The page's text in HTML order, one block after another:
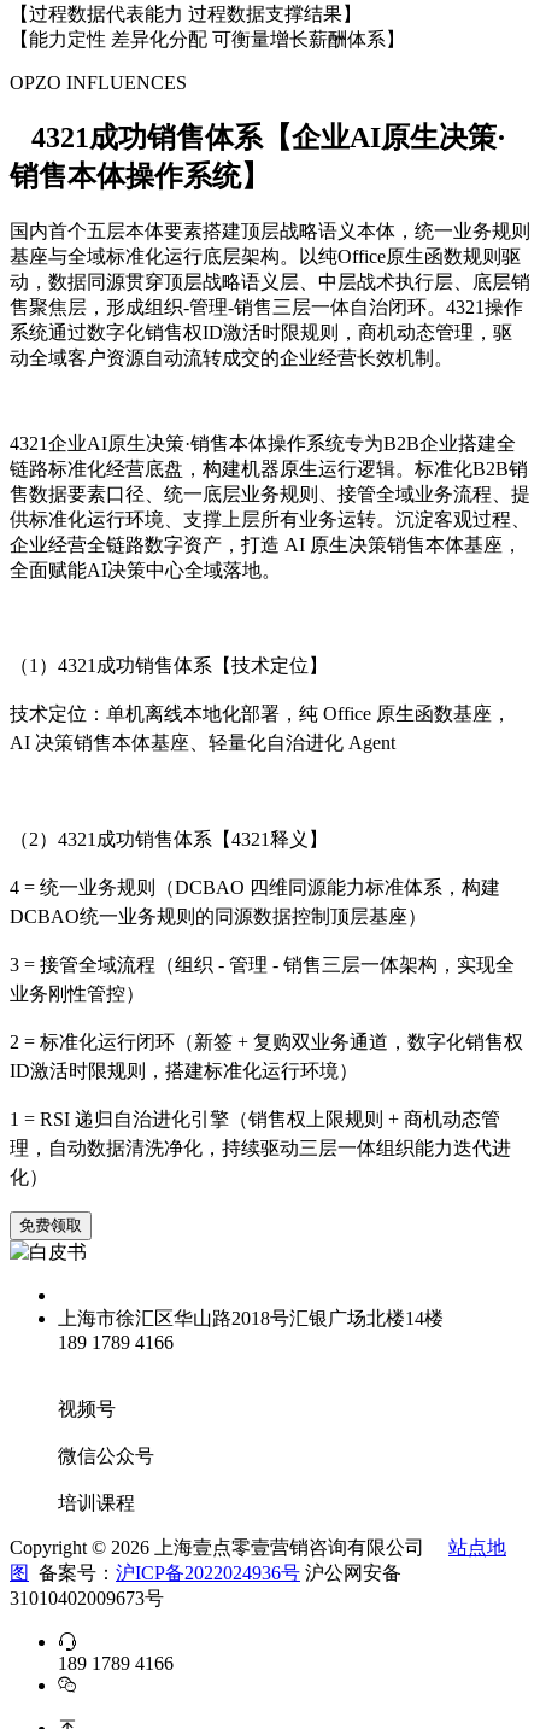
【过程数据代表能力 过程数据支撑结果】
【能力定性 差异化分配 可衡量增长薪酬体系】
OPZO INFLUENCES
4321成功销售体系【企业AI原生决策·
销售本体操作系统】
国内首个五层本体要素搭建顶层战略语义本体，统一业务规则
基座与全域标准化运行底层架构。以纯Office原生函数规则驱
动，数据同源贯穿顶层战略语义层、中层战术执行层、底层销
售聚焦层，形成组织-管理-销售三层一体自治闭环。4321操作
系统通过数字化销售权ID激活时限规则，商机动态管理，驱
动全域客户资源自动流转成交的企业经营长效机制。
4321企业AI原生决策·销售本体操作系统专为B2B企业搭建全
链路标准化经营底盘，构建机器原生运行逻辑。标准化B2B销
售数据要素口径、统一底层业务规则、接管全域业务流程、提
供标准化运行环境、支撑上层所有业务运转。 沉淀客观过程、
企业经营全链路数字资产，打造 AI 原生决策销售本体基座，
全面赋能AI决策中心全域落地。
（1）4321成功销售体系【技术定位】
技术定位：单机离线本地化部署，纯 Office 原生函数基座，
AI 决策销售本体基座、轻量化自治进化 Agent
（2） 4321成功销售体系【4321释义】
4 = 统一业务规则（DCBAO 四维同源能力标准体系，构建
DCBAO统一业务规则的同源数据控制顶层基座）
3 = 接管全域流程（组织 - 管理 - 销售三层一体架构，实现全
业务刚性管控）
2 = 标准化运行闭环（新签 + 复购双业务通道，数字化销售权
ID激活时限规则，搭建标准化运行环境）
1 = RSI 递归自治进化引擎（销售权上限规则 + 商机动态管
理，自动数据清洗净化，持续驱动三层一体组织能力迭代进
化）
免费领取
上海市徐汇区华山路2018号汇银广场北楼14楼
189 1789 4166
视频号
微信公众号
培训课程
Copyright © 2026 上海壹点零壹营销咨询有限公司 站点地
图 备案号： 沪ICP备2022024936号 沪公网安备
31010402009673号
189 1789 4166